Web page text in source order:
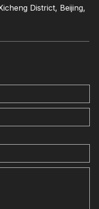
District, Beijing,